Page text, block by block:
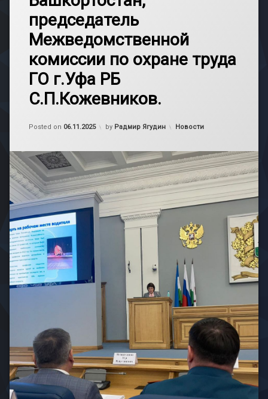
председатель
Межведомственной
комиссии по охране труда
ГО г.Уфа РБ
С.П.Кожевников.
Posted on 06.11.2025
Обновлено на 06.11.2025
by Радмир Ягудин Категории:
Новости